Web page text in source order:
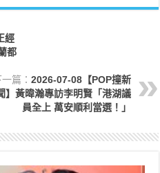
經
都
篇： 2026-07-08【POP撞新
】黃暐瀚專訪李明賢「港湖議
員全上 萬安順利當選！」